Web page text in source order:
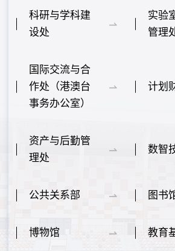
科研与学科建
设处
实验
管理
国际交流与合
作处（港澳台
事务办公室）
计划
资产与后勤管
理处
数智
公共关系部 图书
博物馆 教育